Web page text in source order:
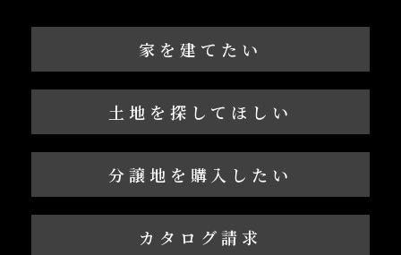
家を建てたい
土地を探してほしい
分譲地を購入したい
カタログ請求